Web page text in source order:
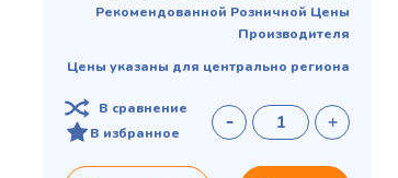
Рекомендованной Розничной Цены
Производителя
Цены указаны для центрально региона
В сравнение
В избранное